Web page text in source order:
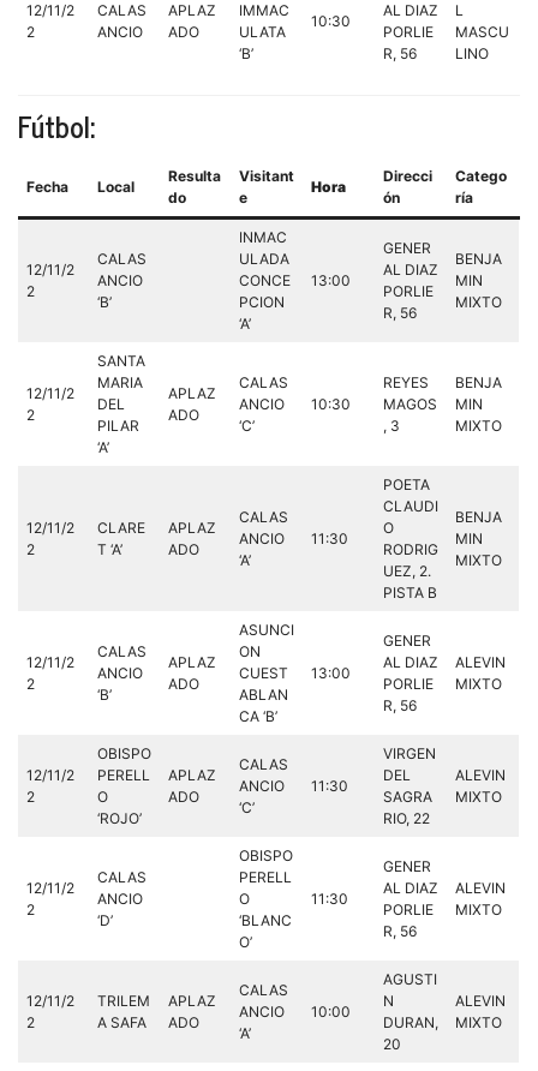
12/11/2
2
CALAS
ANCIO
APLAZ
ADO
IMMAC
ULATA
‘B’
10:30
AL DIAZ
PORLIE
R, 56
L
MASCU
LINO
Fútbol:
Fecha Local
Resulta
do
Visitant
e
Hora
Direcci
ón
Catego
ría
12/11/2
2
CALAS
ANCIO
‘B’
INMAC
ULADA
CONCE
PCION
‘A’
13:00
GENER
AL DIAZ
PORLIE
R, 56
BENJA
MIN
MIXTO
12/11/2
2
SANTA
MARIA
DEL
PILAR
‘A’
APLAZ
ADO
CALAS
ANCIO
‘C’
10:30
REYES
MAGOS
, 3
BENJA
MIN
MIXTO
12/11/2
2
CLARE
T ‘A’
APLAZ
ADO
CALAS
ANCIO
‘A’
11:30
POETA
CLAUDI
O
RODRIG
UEZ, 2.
PISTA B
BENJA
MIN
MIXTO
12/11/2
2
CALAS
ANCIO
‘B’
APLAZ
ADO
ASUNCI
ON
CUEST
ABLAN
CA ‘B’
13:00
GENER
AL DIAZ
PORLIE
R, 56
ALEVIN
MIXTO
12/11/2
2
OBISPO
PERELL
O
‘ROJO’
APLAZ
ADO
CALAS
ANCIO
‘C’
11:30
VIRGEN
DEL
SAGRA
RIO, 22
ALEVIN
MIXTO
12/11/2
2
CALAS
ANCIO
‘D’
OBISPO
PERELL
O
‘BLANC
O’
11:30
GENER
AL DIAZ
PORLIE
R, 56
ALEVIN
MIXTO
12/11/2
2
TRILEM
A SAFA
APLAZ
ADO
CALAS
ANCIO
‘A’
10:00
AGUSTI
N
DURAN,
20
ALEVIN
MIXTO